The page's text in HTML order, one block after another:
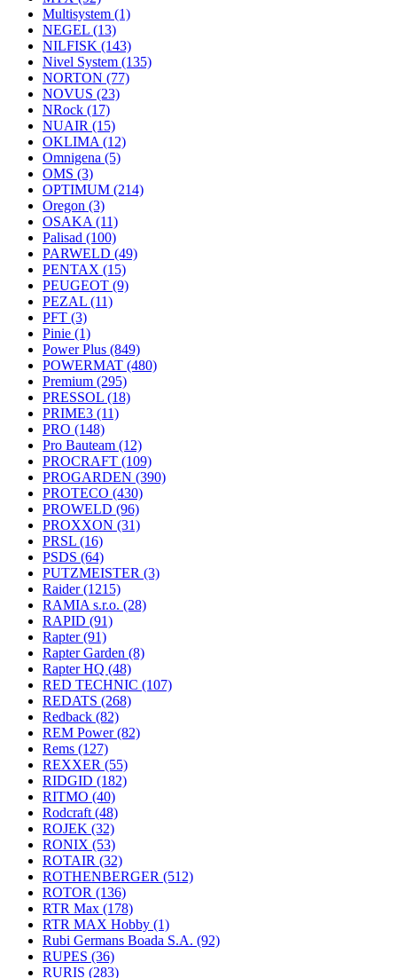
Multisystem (1)
NEGEL (13)
NILFISK (143)
Nivel System (135)
NORTON (77)
NOVUS (23)
NRock (17)
NUAIR (15)
OKLIMA (12)
Omnigena (5)
OMS (3)
OPTIMUM (214)
Oregon (3)
OSAKA (11)
Palisad (100)
PARWELD (49)
PENTAX (15)
PEUGEOT (9)
PEZAL (11)
PFT (3)
Pinie (1)
Power Plus (849)
POWERMAT (480)
Premium (295)
PRESSOL (18)
PRIME3 (11)
PRO (148)
Pro Bauteam (12)
PROCRAFT (109)
PROGARDEN (390)
PROTECO (430)
PROWELD (96)
PROXXON (31)
PRSL (16)
PSDS (64)
PUTZMEISTER (3)
Raider(1215)
RAMIA s.r.o. (28)
RAPID (91)
Rapter(91)
Rapter Garden (8)
Rapter HQ (48)
RED TECHNIC (107)
REDATS (268)
Redback (82)
REM Power(82)
Rems (127)
REXXER (55)
RIDGID (182)
RITMO (40)
Rodcraft (48)
ROJEK (32)
RONIX (53)
ROTAIR (32)
ROTHENBERGER (512)
ROTOR (136)
RTR Max (178)
RTR MAX Hobby (1)
Rubi Germans Boada S.A. (92)
RUPES (36)
RURIS (283)